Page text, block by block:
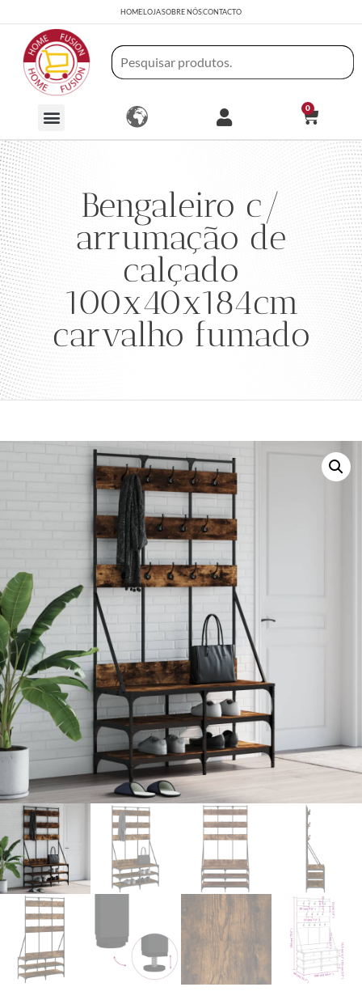
HOMELOJASOBRE NÓSCONTACTO
0
Bengaleiro c/
arrumação de
calçado
100x40x184cm
carvalho fumado